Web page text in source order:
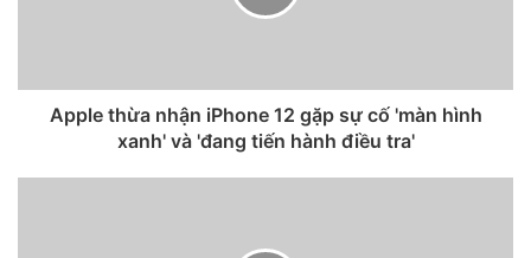
Apple thừa nhận iPhone 12 gặp sự cố 'màn hình
xanh' và 'đang tiến hành điều tra'